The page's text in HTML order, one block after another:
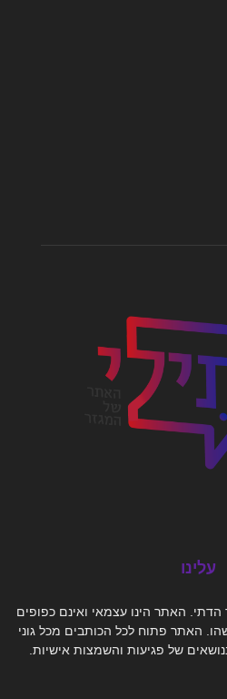
עלינו
האתר הינו עצמאי ואינם כפופים
האתר פתוח לכל הכותבים מכל גוני
של פגיעות והשמצות אישיות.